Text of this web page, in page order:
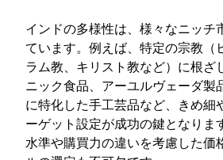
インドの多様性は、様々なニッチ
ています。例えば、特定の宗教（
ラム教、キリスト教など）に根ざ
ニック食品、アーユルヴェーダ製
に特化した手工芸品など、きめ細
ーゲット設定が成功の鍵となりま
水準や購買力の違いを考慮した価